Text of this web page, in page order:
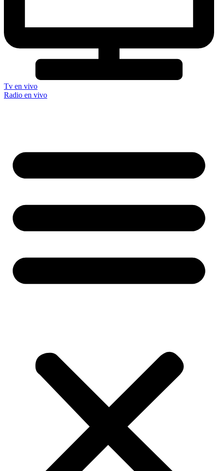
Tv en vivo
Radio en vivo